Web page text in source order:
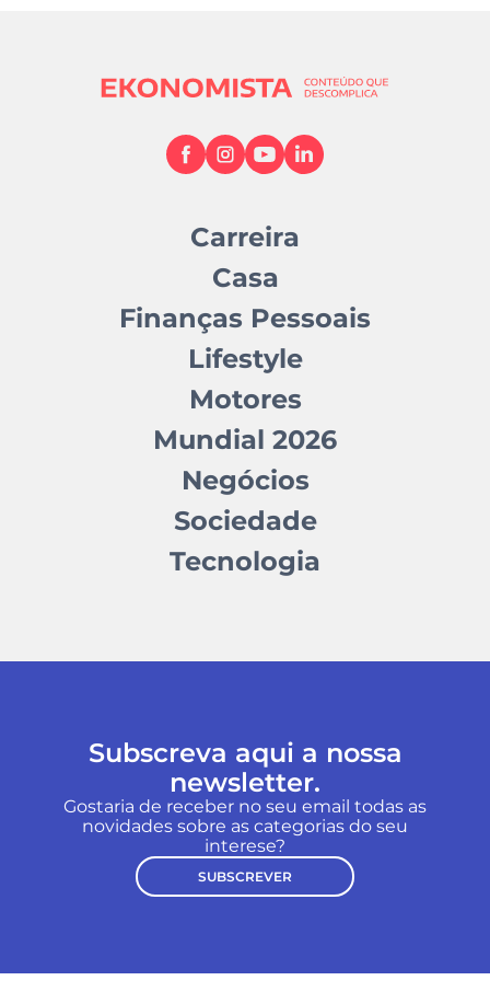
Carreira
Casa
Finanças Pessoais
Lifestyle
Motores
Mundial 2026
Negócios
Sociedade
Tecnologia
Subscreva aqui a nossa
newsletter.
Gostaria de receber no seu email todas as
novidades sobre as categorias do seu
interese?
SUBSCREVER